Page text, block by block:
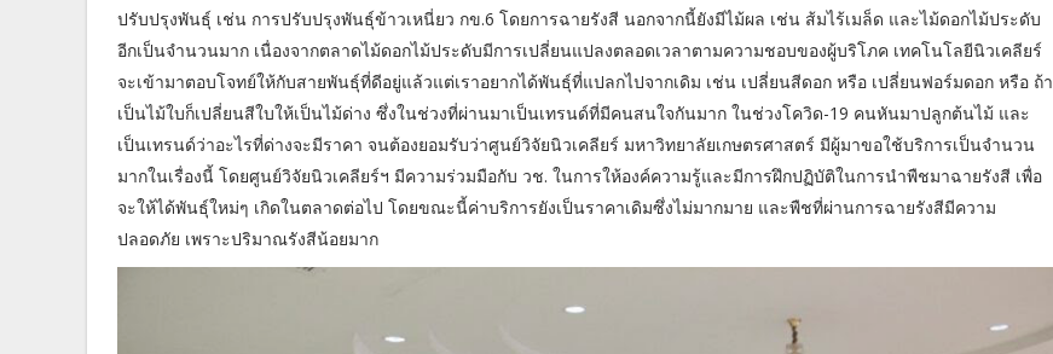
ปรับปรุงพันธุ์ เช่น การปรับปรุงพันธุ์ข้าวเหนี่ยว กข.6 โดยการฉายรังสี นอกจากนี้ยังมีไม้ผล เช่น ส้มไร้เมล็ด และไม้ดอกไม้ประดับ
อีกเป็นจำนวนมาก เนื่องจากตลาดไม้ดอกไม้ประดับมีการเปลี่ยนแปลงตลอดเวลาตามความชอบของผู้บริโภค เทคโนโลยีนิวเคลียร์
จะเข้ามาตอบโจทย์ให้กับสายพันธุ์ที่ดีอยู่แล้วแต่เราอยากได้พันธุ์ที่แปลกไปจากเดิม เช่น เปลี่ยนสีดอก หรือ เปลี่ยนฟอร์มดอก หรือ ถ้า
เป็นไม้ใบก็เปลี่ยนสีใบให้เป็นไม้ด่าง ซึ่งในช่วงที่ผ่านมาเป็นเทรนด์ที่มีคนสนใจกันมาก ในช่วงโควิด-19 คนหันมาปลูกต้นไม้ และ
เป็นเทรนด์ว่าอะไรที่ด่างจะมีราคา จนต้องยอมรับว่าศูนย์วิจัยนิวเคลียร์ มหาวิทยาลัยเกษตรศาสตร์ มีผู้มาขอใช้บริการเป็นจำนวน
มากในเรื่องนี้ โดยศูนย์วิจัยนิวเคลียร์ฯ มีความร่วมมือกับ วช. ในการให้องค์ความรู้และมีการฝึกปฏิบัติในการนำพืชมาฉายรังสี เพื่อ
จะให้ได้พันธุ์ใหม่ๆ เกิดในตลาดต่อไป โดยขณะนี้ค่าบริการยังเป็นราคาเดิมซึ่งไม่มากมาย และพืชที่ผ่านการฉายรังสีมีความ
ปลอดภัย เพราะปริมาณรังสีน้อยมาก